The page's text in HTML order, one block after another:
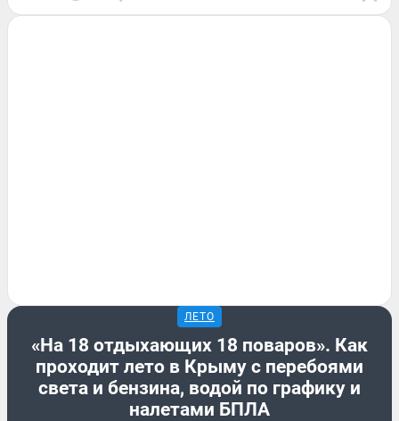
ЛЕТО
«На 18 отдыхающих 18 поваров». Как
проходит лето в Крыму с перебоями
света и бензина, водой по графику и
налетами БПЛА